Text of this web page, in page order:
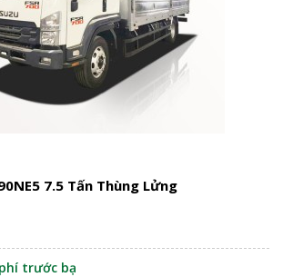
7.5 Tấn Thùng Lửng
trước bạ